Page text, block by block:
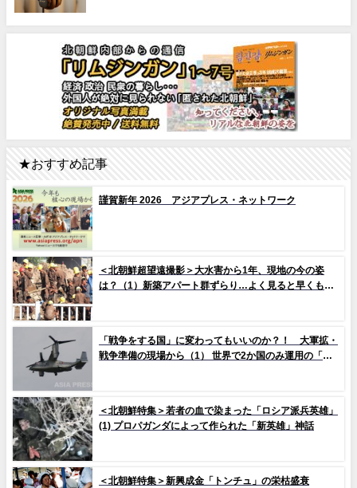
★おすすめ記事
謹賀新年 2026 アジアプレス・ネットワーク
＜北朝鮮超望遠撮影＞大水害から1年、現地の今の姿
は？（1）新築アパート群ずらり…よく見ると早くもタ
「戦争をする国」に変わってもいいのか？！ 大軍拡・
戦争準備の現場から（1） 世界で2か国のみ運用の「欠
＜北朝鮮特集＞若者の血で染まった「ロシア派兵英雄」
(1) プロパガンダによって作られた「新英雄」神話
＜北朝鮮特集＞新興成金「トンチュ」の栄枯盛衰